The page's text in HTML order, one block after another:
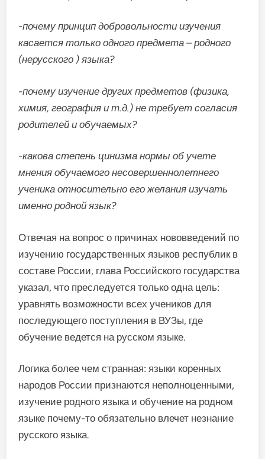
-почему принцип добровольности изучения
касается только одного предмета – родного
(нерусского ) языка?
-почему изучение других предметов (физика,
химия, география и т.д.) не требует согласия
родителей и обучаемых?
-какова степень цинизма нормы об учете
мнения обучаемого несовершеннолетнего
ученика относительно его желания изучать
именно родной язык?
Отвечая на вопрос о причинах нововведений по
изучению государственных языков республик в
составе России, глава Российского государства
указал, что преследуется только одна цель:
уравнять возможности всех учеников для
последующего поступления в ВУЗы, где
обучение ведется на русском языке.
Логика более чем странная: языки коренных
народов России признаются неполноценными,
изучение родного языка и обучение на родном
языке почему-то обязательно влечет незнание
русского языка.